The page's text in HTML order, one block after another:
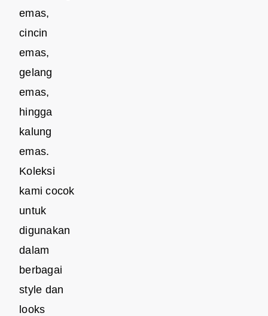
emas,
cincin
emas,
gelang
emas,
hingga
kalung
emas.
Koleksi
kami cocok
untuk
digunakan
dalam
berbagai
style dan
looks